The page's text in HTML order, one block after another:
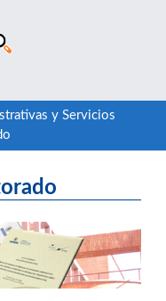
y Servicios